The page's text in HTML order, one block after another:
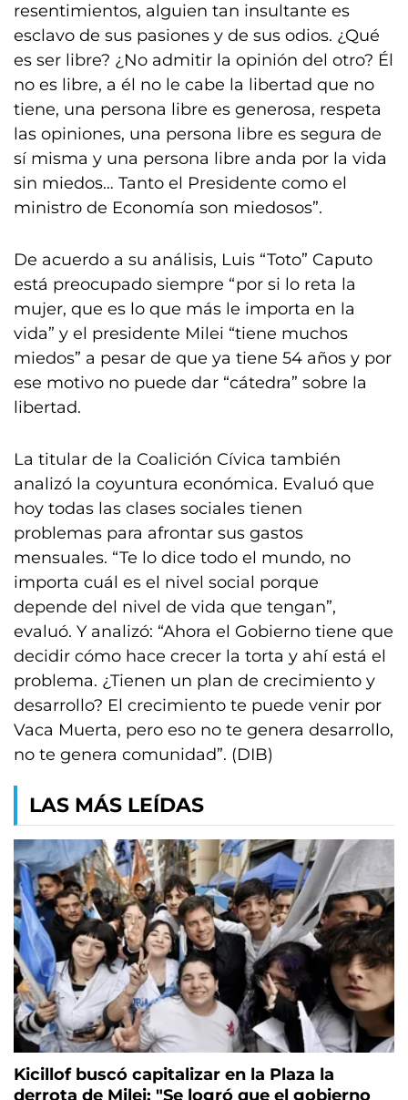
resentimientos, alguien tan insultante es
esclavo de sus pasiones y de sus odios. ¿Qué
es ser libre? ¿No admitir la opinión del otro? Él
no es libre, a él no le cabe la libertad que no
tiene, una persona libre es generosa, respeta
las opiniones, una persona libre es segura de
sí misma y una persona libre anda por la vida
sin miedos… Tanto el Presidente como el
ministro de Economía son miedosos”.
De acuerdo a su análisis, Luis “Toto” Caputo
está preocupado siempre “por si lo reta la
mujer, que es lo que más le importa en la
vida” y el presidente Milei “tiene muchos
miedos” a pesar de que ya tiene 54 años y por
ese motivo no puede dar “cátedra” sobre la
libertad.
La titular de la Coalición Cívica también
analizó la coyuntura económica. Evaluó que
hoy todas las clases sociales tienen
problemas para afrontar sus gastos
mensuales. “Te lo dice todo el mundo, no
importa cuál es el nivel social porque
depende del nivel de vida que tengan”,
evaluó. Y analizó: “Ahora el Gobierno tiene que
decidir cómo hace crecer la torta y ahí está el
problema. ¿Tienen un plan de crecimiento y
desarrollo? El crecimiento te puede venir por
Vaca Muerta, pero eso no te genera desarrollo,
no te genera comunidad”. (DIB)
LAS MÁS LEÍDAS
Kicillof buscó capitalizar en la Plaza la
derrota de Milei: "Se logró que el gobierno